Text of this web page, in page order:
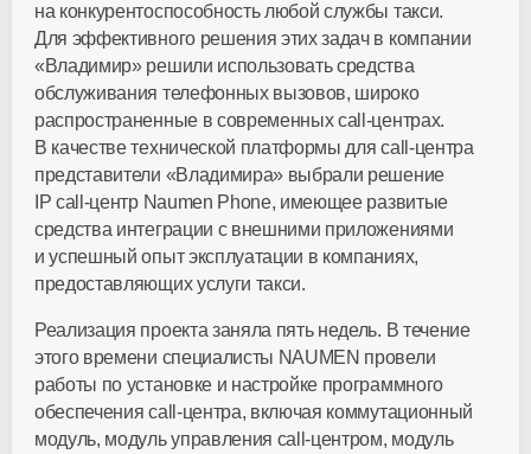
на конкурентоспособность любой службы такси.
Для эффективного решения этих задач в компании
«Владимир» решили использовать средства
обслуживания телефонных вызовов, широко
распространенные в современных call-центрах.
В качестве технической платформы для call-центра
представители «Владимира» выбрали решение
IP call-центр Naumen Phone, имеющее развитые
средства интеграции с внешними приложениями
и успешный опыт эксплуатации в компаниях,
предоставляющих услуги такси.
Реализация проекта заняла пять недель. В течение
этого времени специалисты NAUMEN провели
работы по установке и настройке программного
обеспечения call-центра, включая коммутационный
модуль, модуль управления call-центром, модуль